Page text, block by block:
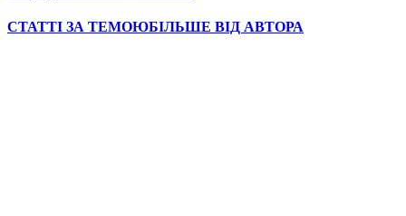
СТАТТІ ЗА ТЕМОЮБІЛЬШЕ ВІД АВТОРА